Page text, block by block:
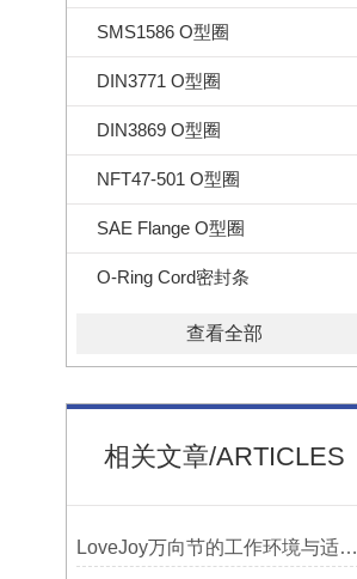
SMS1586 O型圈
DIN3771 O型圈
DIN3869 O型圈
NFT47-501 O型圈
SAE Flange O型圈
O-Ring Cord密封条
查看全部
相关文章/ARTICLES
LoveJoy万向节的工作环境与适用范围